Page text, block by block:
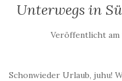
Unterwegs in
Veröffentlicht am
Schonwieder Urlaub, juhu!